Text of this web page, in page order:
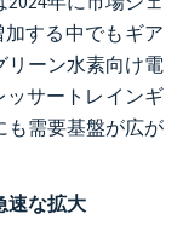
する中でもギア
リーン水素向け電
ッサートレインギ
も需要基盤が広が
速な拡大